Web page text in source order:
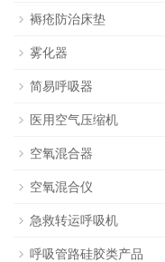
褥疮防治床垫
雾化器
简易呼吸器
医用空气压缩机
空氧混合器
空氧混合仪
急救转运呼吸机
呼吸管路硅胶类产品